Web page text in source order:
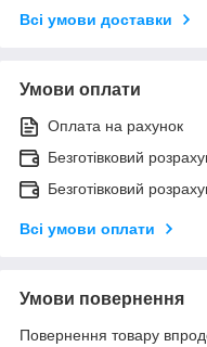
Всі умови доставки
Умови оплати
Оплата на рахунок
Безготівковий
Безготівковий
Всі умови оплати
Умови повернення
Повернення товару